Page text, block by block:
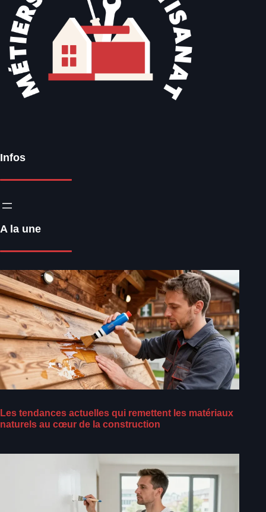
Infos
A la une
Les tendances actuelles qui remettent les matériaux
naturels au cœur de la construction